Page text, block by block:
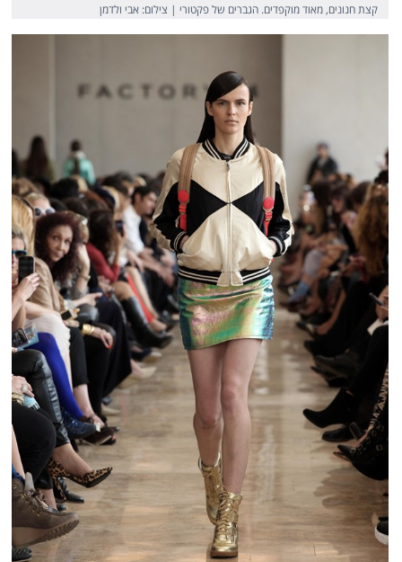
קצת חנונים, מאוד מוקפדים. הגברים של פקטורי | צילום: אבי ולדמן